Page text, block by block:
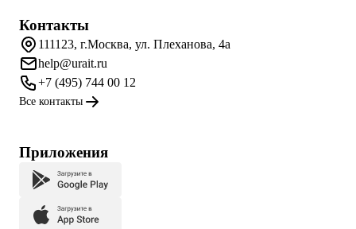
Контакты
111123, г.Москва, ул. Плеханова, 4а
help@urait.ru
+7 (495) 744 00 12
Все контакты
Приложения